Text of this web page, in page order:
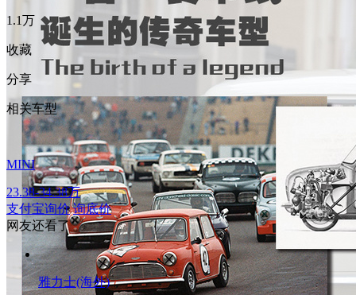
1.1万
收藏
分享
相关车型
MINI
23.38-34.38万
支付宝询价 询底价
网友还看了
雅力士(海外)